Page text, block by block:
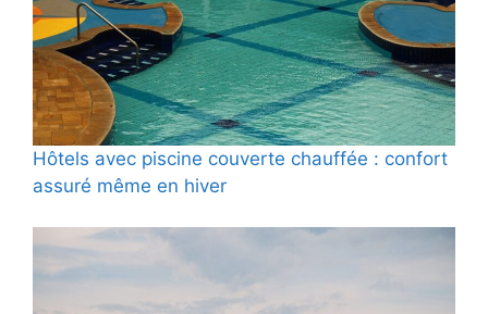
Hôtels avec piscine couverte chauffée : confort
assuré même en hiver